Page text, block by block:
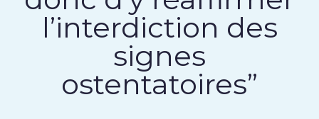
l’interdiction des
signes
ostentatoires”